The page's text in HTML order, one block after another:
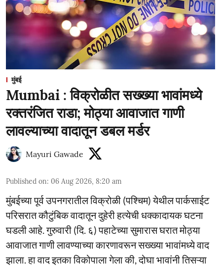
मुंबई
Mumbai : विक्रोळीत सख्ख्या भावांमध्ये
रक्तरंजित राडा; मोठ्या आवाजात गाणी
लावल्याच्या वादातून डबल मर्डर
Mayuri Gawade
Published on: 06 Aug 2026, 8:20 am
मुंबईच्या पूर्व उपनगरातील विक्रोळी (पश्चिम) येथील पार्कसाईट
परिसरात कौटुंबिक वादातून दुहेरी हत्येची धक्कादायक घटना
घडली आहे. गुरुवारी (दि. ६) पहाटेच्या सुमारास घरात मोठ्या
आवाजात गाणी लावण्याच्या कारणावरून सख्ख्या भावांमध्ये वाद
झाला. हा वाद इतका विकोपाला गेला की, दोघा भावांनी तिसऱ्या